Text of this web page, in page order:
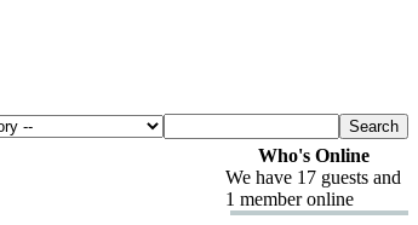
Who's Online
We have 17 guests and
1 member online